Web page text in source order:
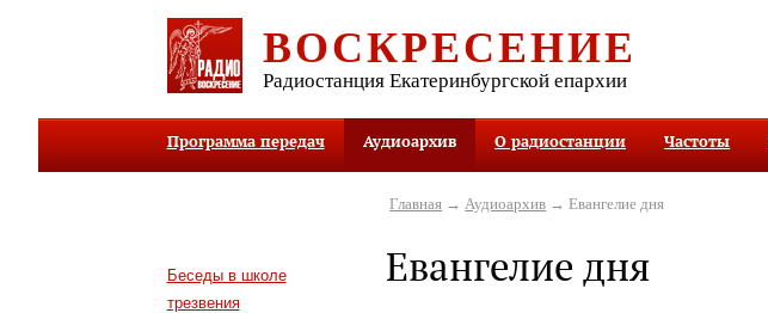
ВОСКРЕСЕНИЕ
Радиостанция Екатеринбургской епархии
Программа передач Аудиоархив О радиостанции Частоты
Беседы в школе
трезвения
Главная → Аудиоархив → Евангелие дня
Евангелие дня